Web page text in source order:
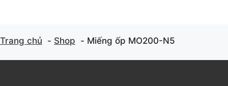
Trang chủ Shop Miếng ốp MO200-N5